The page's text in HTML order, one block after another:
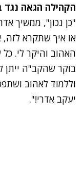
הקהילה הגאה נגד
"כן נכון", ממשיך
או איך שתקרא לזה,
האהוב והיקר לי.
בוקר שהקב"ה ייתן
וללמוד לאהוב
יעקב אדרי!".